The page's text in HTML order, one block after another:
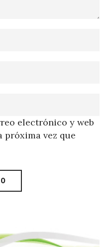
electrónico y web
próxima vez que